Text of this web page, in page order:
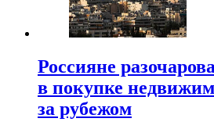
Россияне
в покупке
за рубежом